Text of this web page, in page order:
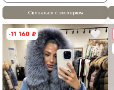
Связаться с экспертом
-11 160 ₽